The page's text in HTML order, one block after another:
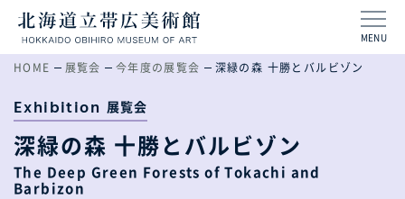
MENU
HOME 展覧会 今年度の展覧会 深緑の森 十勝とバルビゾン
Exhibition 展覧会
深緑の森 十勝とバルビゾン
The Deep Green Forests of Tokachi and
Barbizon